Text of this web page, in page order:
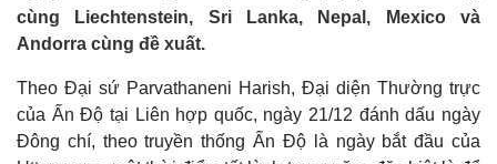
Việc làm
cùng Liechtenstein, Sri Lanka, Nepal, Mexico và
Andorra cùng đề xuất.
Theo Đại sứ Parvathaneni Harish, Đại diện Thường trực
của Ấn Độ tại Liên hợp quốc, ngày 21/12 đánh dấu ngày
Đông chí, theo truyền thống Ấn Độ là ngày bắt đầu của